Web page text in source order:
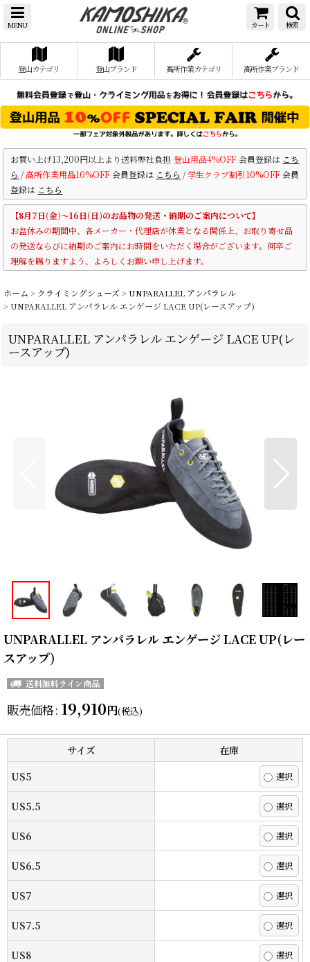
MENU カート 検索
登山カテゴリ 登山ブランド 高所作業カテゴリ 高所作業ブランド
お買い上げ13,200円以上より送料弊社負担 登山用品4%OFF 会員登録は こち
ら /高所作業用品10%OFF 会員登録は こちら /学生クラブ割引10%OFF 会員
登録は こちら
【8月7日(金)～16日(日)のお品物の発送・納期のご案内について】
お盆休みの期間中、各メーカー・代理店が休業となる関係上、お取り寄せ品
の発送ならびに納期のご案内にお時間をいただく場合がございます。何卒ご
理解を賜りますよう、よろしくお願い申し上げます。
ホーム > クライミングシューズ > UNPARALLEL アンパラレル
> UNPARALLEL アンパラレル エンゲージ LACE UP(レースアップ)
UNPARALLEL アンパラレル エンゲージ LACE UP(レ
ースアップ)
UNPARALLEL アンパラレル エンゲージ LACE UP(レー
スアップ)
販売価格: 19,910円(税込)
サイズ
在庫
US5
US5.5
US6
US6.5
US7
US7.5
US8